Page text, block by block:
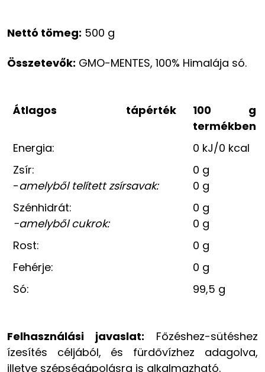
Nettó tömeg: 500 g
Összetevők: GMO-MENTES, 100% Himalája só.
Átlagos tápérték
100 g
termékben
Energia:
0 kJ/0 kcal
Zsír:
-amelyből telített zsírsavak:
0 g
0 g
Szénhidrát:
-amelyből cukrok:
0 g
0 g
Rost:
0 g
Fehérje:
0 g
Só:
99,5 g
Felhasználási javaslat: Főzéshez-sütéshez
ízesítés céljából, és fürdővízhez adagolva,
illetve szépségápolásra is alkalmazható.